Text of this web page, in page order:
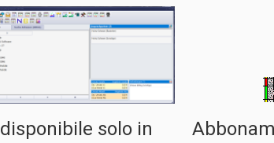
disponibile solo in